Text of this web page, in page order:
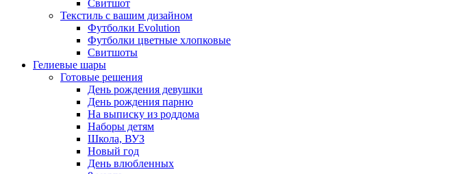
Свитшот
Текстиль с вашим дизайном
Футболки Evolution
Футболки цветные хлопковые
Свитшоты
Гелиевые шары
Готовые решения
День рождения девушки
День рождения парню
На выписку из роддома
Наборы детям
Школа, ВУЗ
Новый год
День влюбленных